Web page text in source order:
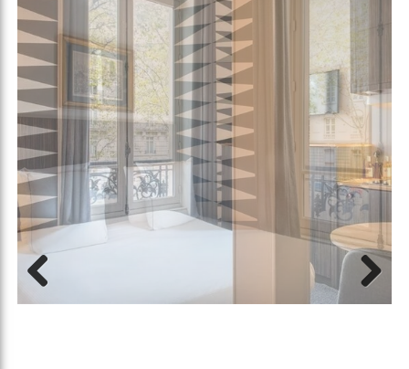
Previous Next